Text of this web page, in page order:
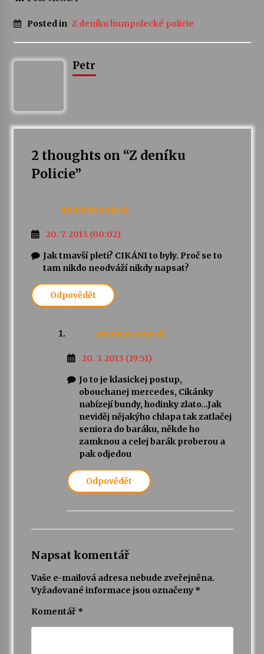
Posted in Z deníku humpolecké policie
Petr
2 thoughts on “Z deníku
Policie”
Anonym napsal:
20. 7. 2013 (00:02)
Jak tmavší pleti? CIKÁNI to byly. Proč se to
tam nikdo neodváží nikdy napsat?
Odpovědět
Anonym napsal:
20. 7. 2013 (19:51)
Jo to je klasickej postup,
obouchanej mercedes, Cikánky
nabízejí bundy, hodinky zlato…Jak
neviděj nějakýho chlapa tak zatlačej
seniora do baráku, někde ho
zamknou a celej barák proberou a
pak odjedou
Odpovědět
Napsat komentář
Vaše e-mailová adresa nebude zveřejněna.
Vyžadované informace jsou označeny *
Komentář *